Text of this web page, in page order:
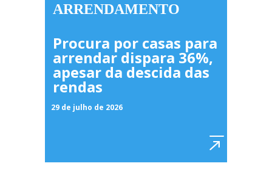
ARRENDAMENTO
Procura por casas para
arrendar dispara 36%,
apesar da descida das
rendas
29 de julho de 2026